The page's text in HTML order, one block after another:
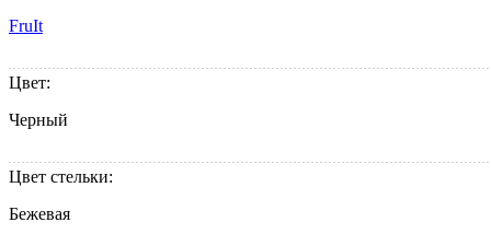
FruIt
Цвет:
Черный
Цвет стельки:
Бежевая